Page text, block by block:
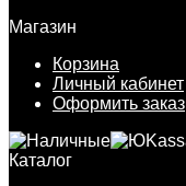
Магазин
Корзина
Личный кабинет
Оформить заказ
Каталог